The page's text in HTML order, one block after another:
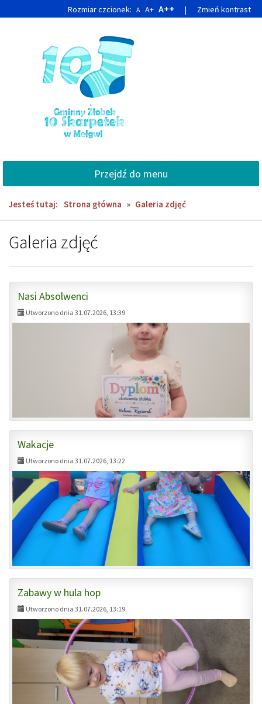
do
do
Rozmiar czcionek: A A+ A++ | Zmień kontrast
Przejdź do menu
Jesteś tutaj: Strona główna » Galeria zdjęć
Galeria zdjęć
Nasi Absolwenci
Utworzono dnia 31.07.2026, 13:39
Wakacje
Utworzono dnia 31.07.2026, 13:22
Zabawy w hula hop
Utworzono dnia 31.07.2026, 13:19